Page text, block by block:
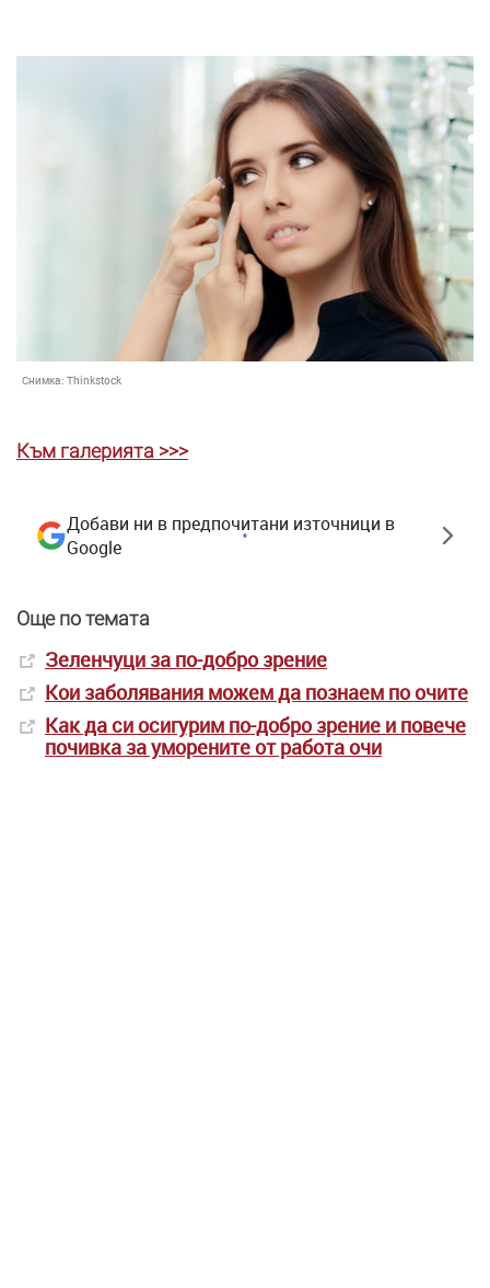
Снимка: Thinkstock
Към галерията >>>
Добави ни в предпочитани източници в
Google
Още по темата
Зеленчуци за по-добро зрение
Кои заболявания можем да познаем по очите
Как да си осигурим по-добро зрение и повече
почивка за уморените от работа очи